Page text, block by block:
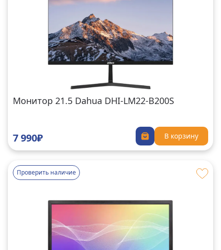
Монитор 21.5 Dahua DHI-LM22-B200S
7 990₽ В корзину
Проверить наличие